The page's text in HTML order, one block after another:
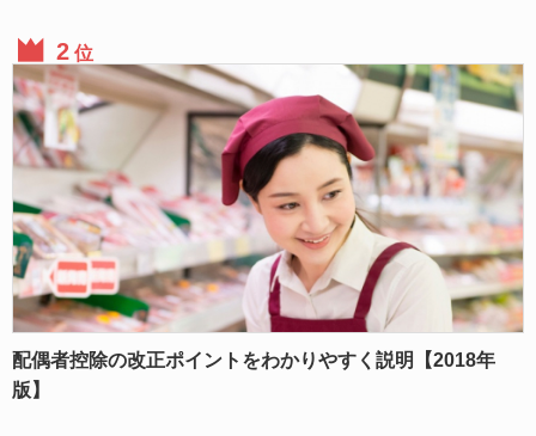
位
配偶者控除の改正ポイントをわかりやすく説明【2018年
版】